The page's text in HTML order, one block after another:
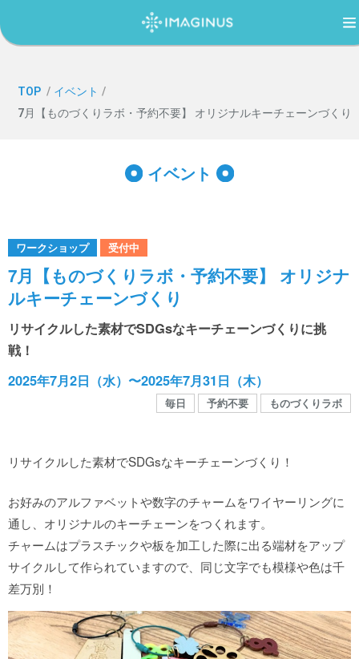
TOP
過ごし方ガイド
イベント
団体や企業利用に関するご案内
お知らせ
SNS
お問い合わせ
TOP / イベント /
7月【ものづくりラボ・予約不要】 オリジナルキーチェーンづくり
イベント
ワークショップ 受付中
7月【ものづくりラボ・予約不要】 オリジナ
ルキーチェーンづくり
リサイクルした素材でSDGsなキーチェーンづくりに挑
戦！
2025年7月2日（水）〜2025年7月31日（木）
毎日 予約不要 ものづくりラボ
リサイクルした素材でSDGsなキーチェーンづくり！
お好みのアルファベットや数字のチャームをワイヤーリングに
通し、オリジナルのキーチェーンをつくれます。
チャームはプラスチックや板を加工した際に出る端材をアップ
サイクルして作られていますので、同じ文字でも模様や色は千
差万別！